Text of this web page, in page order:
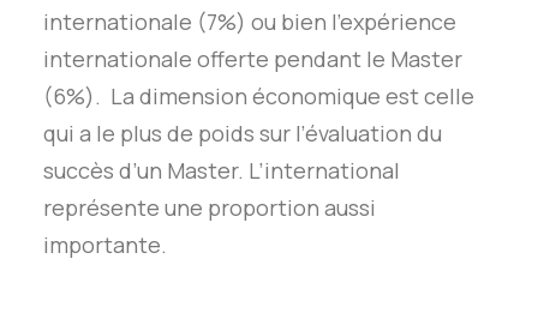
internationale (7%) ou bien l’expérience
internationale offerte pendant le Master
(6%). La dimension économique est celle
qui a le plus de poids sur l’évaluation du
succès d’un Master. L’international
représente une proportion aussi
importante.